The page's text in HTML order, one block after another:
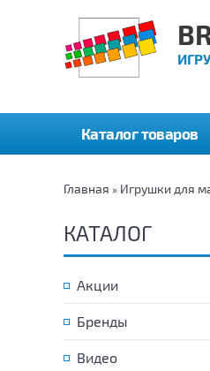
Каталог товаров
Главная » Игрушки для
КАТАЛОГ
Акции
Бренды
Видео